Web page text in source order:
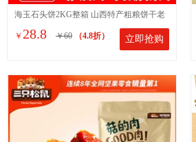
海玉石头饼2KG整箱 山西特产粗粮饼干老
饼坊手工石子馍零食品包邮
￥ 28.8 ￥60 （4.8折） 立即抢购